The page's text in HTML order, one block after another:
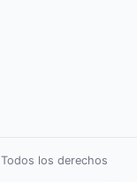
los derechos